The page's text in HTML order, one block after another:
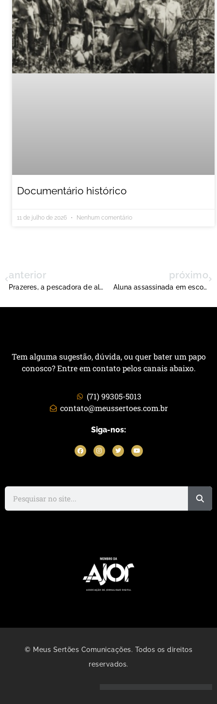
Documentário histórico
11 de julho de 2026 Nenhum comentário
anterior
Prazeres, a pescadora de alto mar
próximo
Aluna assassinada em escola militarizada em Barreiras
Tem alguma sugestão, dúvida, ou quer bater um papo
conosco? Entre em contato pelos canais abaixo.
(71) 99305-5013
contato@meussertoes.com.br
Siga-nos:
© Meus Sertões Comunicações. Todos os direitos
reservados.